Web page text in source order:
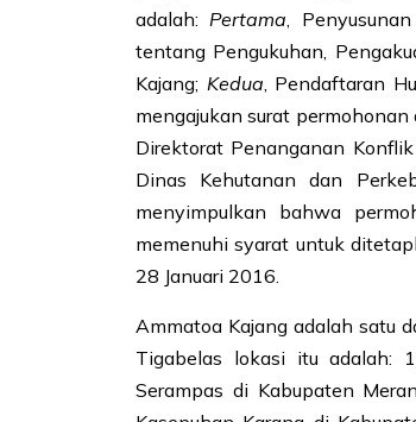
adalah:Pertama,
tentang Pengukuhan,
Kajang; Kedua, Pendaftaran
mengajukan surat
Direktorat Penanganan
Dinas Kehutanan dan
menyimpulkan bahwa
memenuhi syarat untuk
28 Januari 2016.
Ammatoa Kajang adalah satu
Tigabelas lokasi itu adalah:
Serampas di Kabupaten